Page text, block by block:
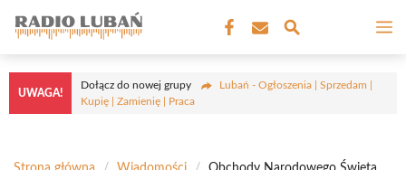
treści
UWAGA!
Dołącz do nowej grupy
Lubań - Ogłoszenia | Sprzedam |
Kupię | Zamienię | Praca